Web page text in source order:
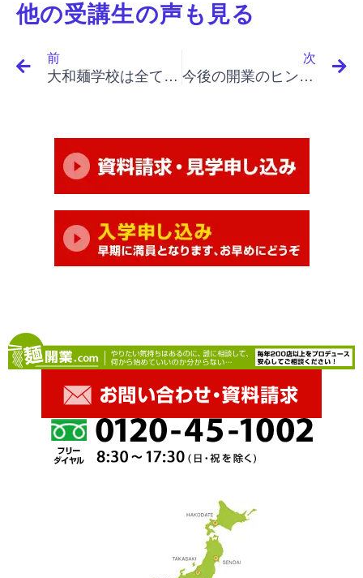
他の受講生の声も見る
前
大和麺学校は全てにおいて『プロ』という印象です。
次
今後の開業のヒントがたくさんありました。